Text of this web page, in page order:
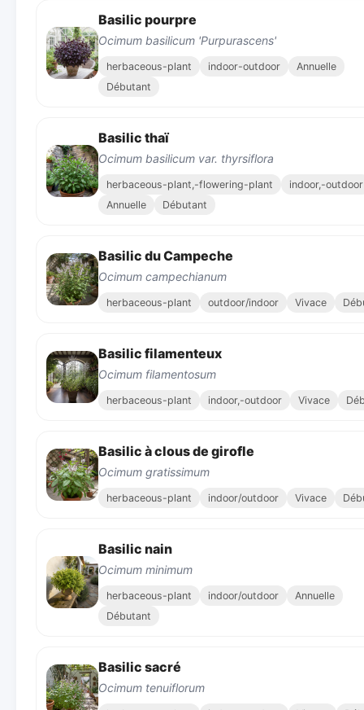
Basilic pourpre
Ocimum basilicum 'Purpurascens'
herbaceous-plant indoor-outdoor
Annuelle
Débutant
Basilic thaï
Ocimum basilicum var. thyrsiflora
herbaceous-plant,-flowering-plant
indoor,-outdoor
Annuelle
Débutant
Basilic du Campeche
Ocimum campechianum
herbaceous-plant outdoor/indoor Vivace
Basilic filamenteux
Ocimum filamentosum
herbaceous-plant indoor,-outdoor Vivace
Basilic à clous de girofle
Ocimum gratissimum
herbaceous-plant indoor/outdoor Vivace
Basilic nain
Ocimum minimum
herbaceous-plant indoor/outdoor
Annuelle
Débutant
Basilic sacré
Ocimum tenuiflorum